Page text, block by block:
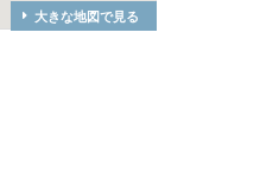
大きな地図で見る